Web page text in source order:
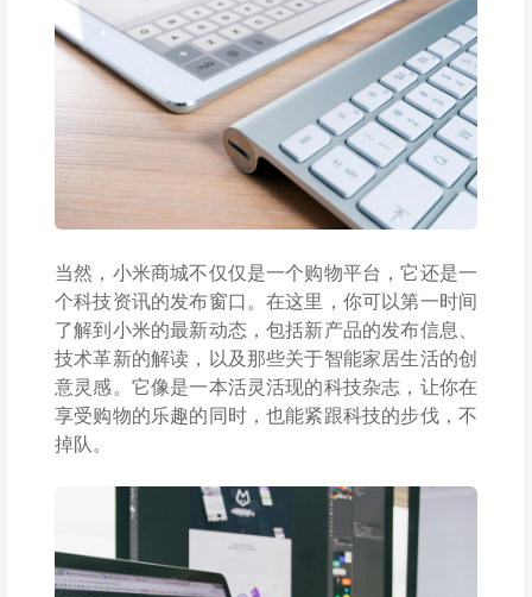
当然，小米商城不仅仅是一个购物平台，它还是一
个科技资讯的发布窗口。在这里，你可以第一时间
了解到小米的最新动态，包括新产品的发布信息、
技术革新的解读，以及那些关于智能家居生活的创
意灵感。它像是一本活灵活现的科技杂志，让你在
享受购物的乐趣的同时，也能紧跟科技的步伐，不
掉队。